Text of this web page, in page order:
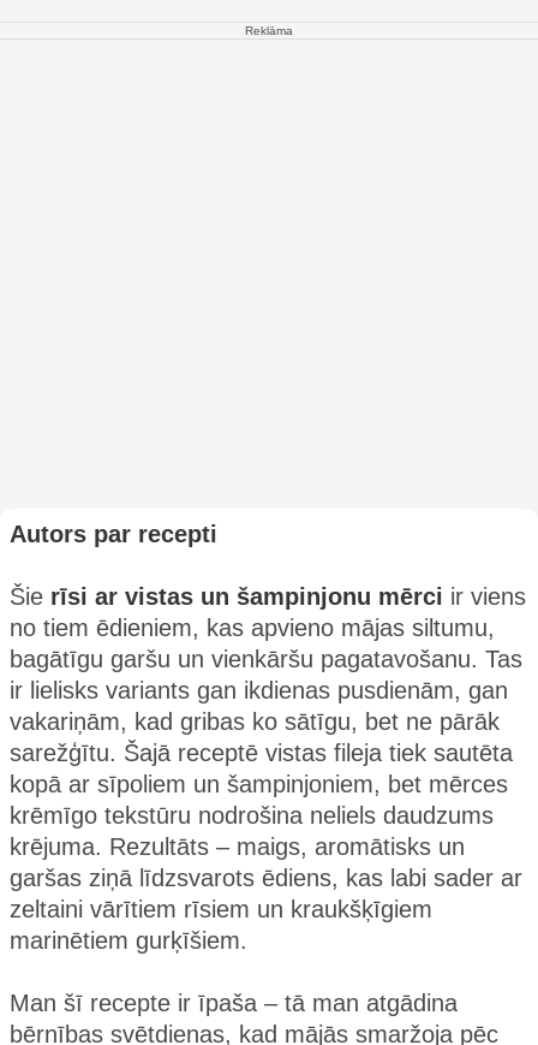
Reklāma
Autors par recepti
Šie rīsi ar vistas un šampinjonu mērci ir viens
no tiem ēdieniem, kas apvieno mājas siltumu,
bagātīgu garšu un vienkāršu pagatavošanu. Tas
ir lielisks variants gan ikdienas pusdienām, gan
vakariņām, kad gribas ko sātīgu, bet ne pārāk
sarežģītu. Šajā receptē vistas fileja tiek sautēta
kopā ar sīpoliem un šampinjoniem, bet mērces
krēmīgo tekstūru nodrošina neliels daudzums
krējuma. Rezultāts – maigs, aromātisks un
garšas ziņā līdzsvarots ēdiens, kas labi sader ar
zeltaini vārītiem rīsiem un kraukšķīgiem
marinētiem gurķīšiem.
Man šī recepte ir īpaša – tā man atgādina
bērnības svētdienas, kad mājās smaržoja pēc